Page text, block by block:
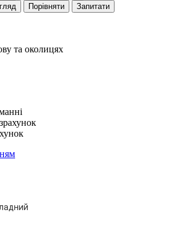
Порівняти Запитати
та околицях